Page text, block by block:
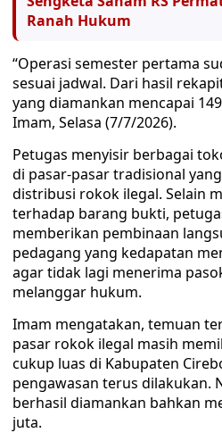
Ranah Hukum
“Operasi semester pertama
sesuai jadwal. Dari hasil
yang diamankan mencapai
Imam, Selasa (7/7/2026).
Petugas menyisir berbagai
di pasar-pasar tradisional
distribusi rokok ilegal. Selain
terhadap barang bukti,
memberikan pembinaan
pedagang yang kedapatan
agar tidak lagi menerima
melanggar hukum.
Imam mengatakan, temuan
pasar rokok ilegal masih
cukup luas di Kabupaten
pengawasan terus dilakukan.
berhasil diamankan bahkan
juta.